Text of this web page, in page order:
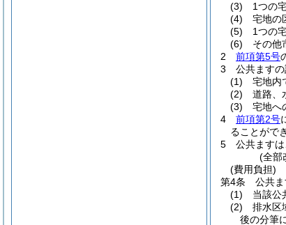
(3)
1つの
(4)
宅地の
(5)
1つの
(6)
その他
2
前項第5号
3
公共ます
(1)
宅地内
(2)
道路、
(3)
宅地へ
4
前項第2号
ることがで
5
公共ます
(全部
(費用負担)
第4条
公共ま
(1)
当該公
(2)
排水区
後の分筆